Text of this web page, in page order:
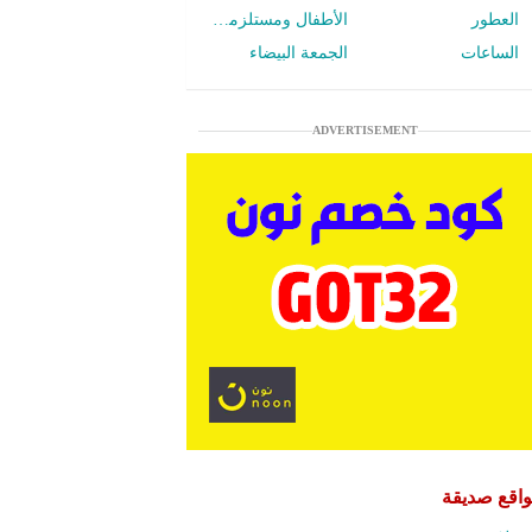
العطور
الأطفال ومستلزمات الرضع
الساعات
الجمعة البيضاء
ADVERTISEMENT
صديقة